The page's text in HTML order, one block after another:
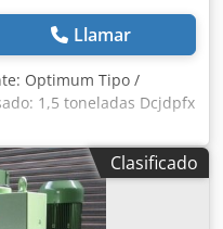
Llamar
Optimum Tipo /
1,5 toneladas Dcjdpfx
x 50 x 647 mm
palanca: 850 mm
la pieza: 459 mm
Peso: 167 kg
Clasificado